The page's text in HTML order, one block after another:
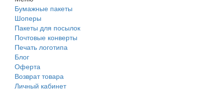
Бумажные пакеты
Шоперы
Пакеты для посылок
Почтовые конверты
Печать логотипа
Блог
Оферта
Возврат товара
Личный кабинет